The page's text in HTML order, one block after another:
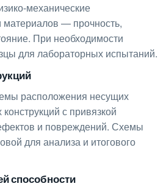
механические
материалов — прочность,
При необходимости
для лабораторных испытаний.
расположения несущих
с привязкой
и повреждений. Схемы
для анализа и итогового
способности